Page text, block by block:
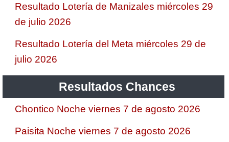
Resultado Lotería de Manizales miércoles 29
de julio 2026
Resultado Lotería del Meta miércoles 29 de
julio 2026
Resultados Chances
Chontico Noche viernes 7 de agosto 2026
Paisita Noche viernes 7 de agosto 2026